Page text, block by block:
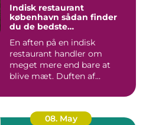
Indisk restaurant
københavn sådan finder
du de bedste
En aften på en indisk
restaurant handler om
meget mere end bare at
blive mæt. Duften af
08. May